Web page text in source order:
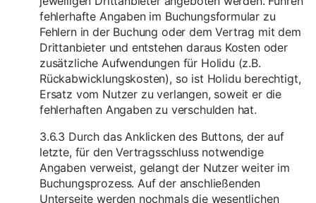
fehlerhafte Angaben im Buchungsformular zu
Fehlern in der Buchung oder dem Vertrag mit dem
Drittanbieter und entstehen daraus Kosten oder
zusätzliche Aufwendungen für Holidu (z.B.
Rückabwicklungskosten), so ist Holidu berechtigt,
Ersatz vom Nutzer zu verlangen, soweit er die
fehlerhaften Angaben zu verschulden hat.
3.6.3 Durch das Anklicken des Buttons, der auf
letzte, für den Vertragsschluss notwendige
Angaben verweist, gelangt der Nutzer weiter im
Buchungsprozess. Auf der anschließenden
Unterseite werden nochmals die wesentlichen